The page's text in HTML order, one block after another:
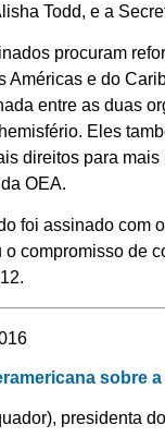
Todd, e a
procuram
Américas e do
entre as duas
Eles
direitos para
OEA.
foi assinado com
o compromisso de
sobre
presidenta